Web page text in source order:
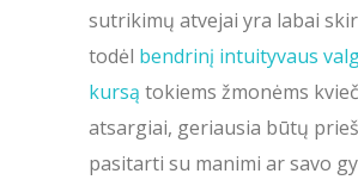
sutrikimų atvejai yra labai
todėl bendrinį intuityvaus
kursą tokiems žmonėms
atsargiai, geriausia būtų
pasitarti su manimi ar savo